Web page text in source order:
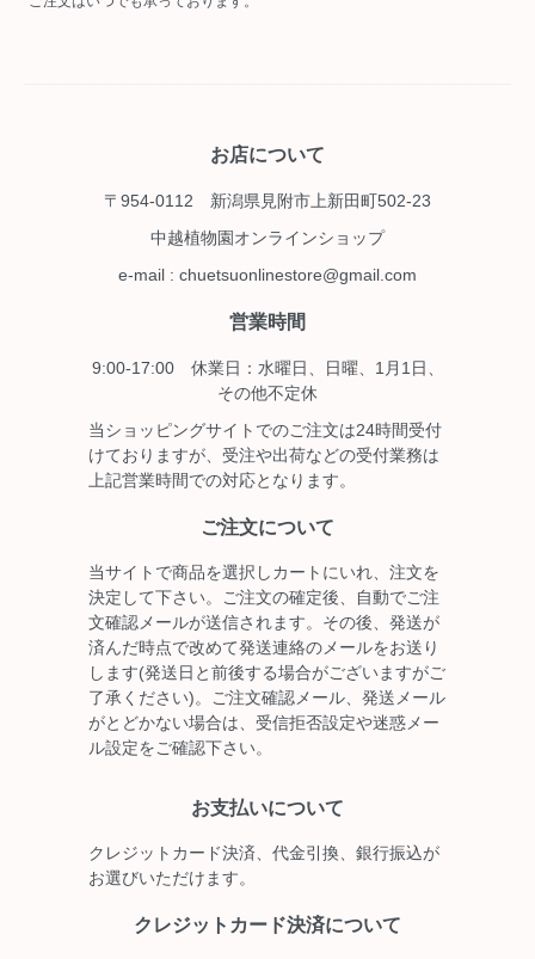
お店について
〒954-0112 新潟県見附市上新田町502-23
中越植物園オンラインショップ
e-mail : chuetsuonlinestore@gmail.com
営業時間
9:00-17:00 休業日：水曜日、日曜、1月1日、
その他不定休
当ショッピングサイトでのご注文は24時間受付
けておりますが、受注や出荷などの受付業務は
上記営業時間での対応となります。
ご注文について
当サイトで商品を選択しカートにいれ、注文を
決定して下さい。ご注文の確定後、自動でご注
文確認メールが送信されます。その後、発送が
済んだ時点で改めて発送連絡のメールをお送り
します(発送日と前後する場合がございますがご
了承ください)。ご注文確認メール、発送メール
がとどかない場合は、受信拒否設定や迷惑メー
ル設定をご確認下さい。
お支払いについて
クレジットカード決済、代金引換、銀行振込が
お選びいただけます。
クレジットカード決済について